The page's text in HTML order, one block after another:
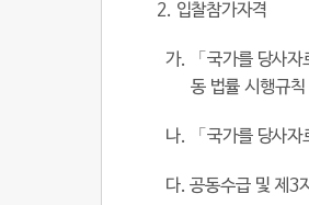
2. 입찰참가자격
가. 「국가를 당사
동 법률 시행규칙
나. 「국가를 당사
다.공동수급 및 제3